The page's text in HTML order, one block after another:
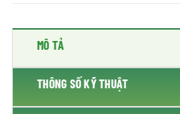
MÔ TẢ
THÔNG SỐ KỸ THUẬT